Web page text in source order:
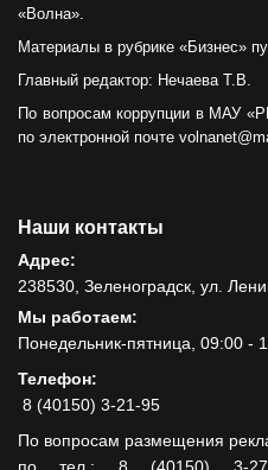
«Волна».
Материалы в рубрике «Бизнес»
Главный редактор: Нечаева Т.В.
По вопросам коррупции в МАУ
по электронной почте
Наши контакты
Адрес:
238530, Зеленоградск, ул.
Мы работаем:
Понедельник-пятница, 09:00 -
Телефон:
8 (40150) 3-21-95
По вопросам размещения
по тел.: 8 (40150) 3-27-